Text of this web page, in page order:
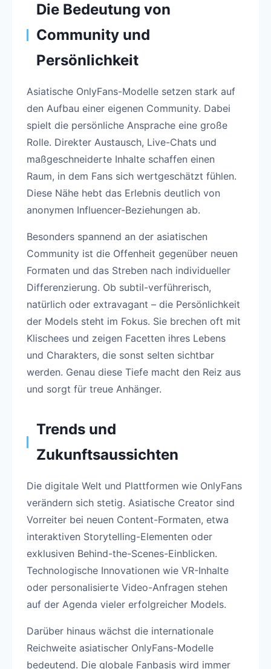
Die Bedeutung von
Community und
Persönlichkeit
Asiatische OnlyFans-Modelle setzen stark auf
den Aufbau einer eigenen Community. Dabei
spielt die persönliche Ansprache eine große
Rolle. Direkter Austausch, Live-Chats und
maßgeschneiderte Inhalte schaffen einen
Raum, in dem Fans sich wertgeschätzt fühlen.
Diese Nähe hebt das Erlebnis deutlich von
anonymen Influencer-Beziehungen ab.
Besonders spannend an der asiatischen
Community ist die Offenheit gegenüber neuen
Formaten und das Streben nach individueller
Differenzierung. Ob subtil-verführerisch,
natürlich oder extravagant – die Persönlichkeit
der Models steht im Fokus. Sie brechen oft mit
Klischees und zeigen Facetten ihres Lebens
und Charakters, die sonst selten sichtbar
werden. Genau diese Tiefe macht den Reiz aus
und sorgt für treue Anhänger.
Trends und
Zukunftsaussichten
Die digitale Welt und Plattformen wie OnlyFans
verändern sich stetig. Asiatische Creator sind
Vorreiter bei neuen Content-Formaten, etwa
interaktiven Storytelling-Elementen oder
exklusiven Behind-the-Scenes-Einblicken.
Technologische Innovationen wie VR-Inhalte
oder personalisierte Video-Anfragen stehen
auf der Agenda vieler erfolgreicher Models.
Darüber hinaus wächst die internationale
Reichweite asiatischer OnlyFans-Modelle
bedeutend. Die globale Fanbasis wird immer